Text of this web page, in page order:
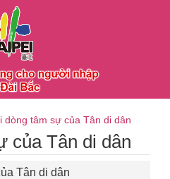
dòng tâm sự của Tân di dân
của Tân di dân
Tân di dân